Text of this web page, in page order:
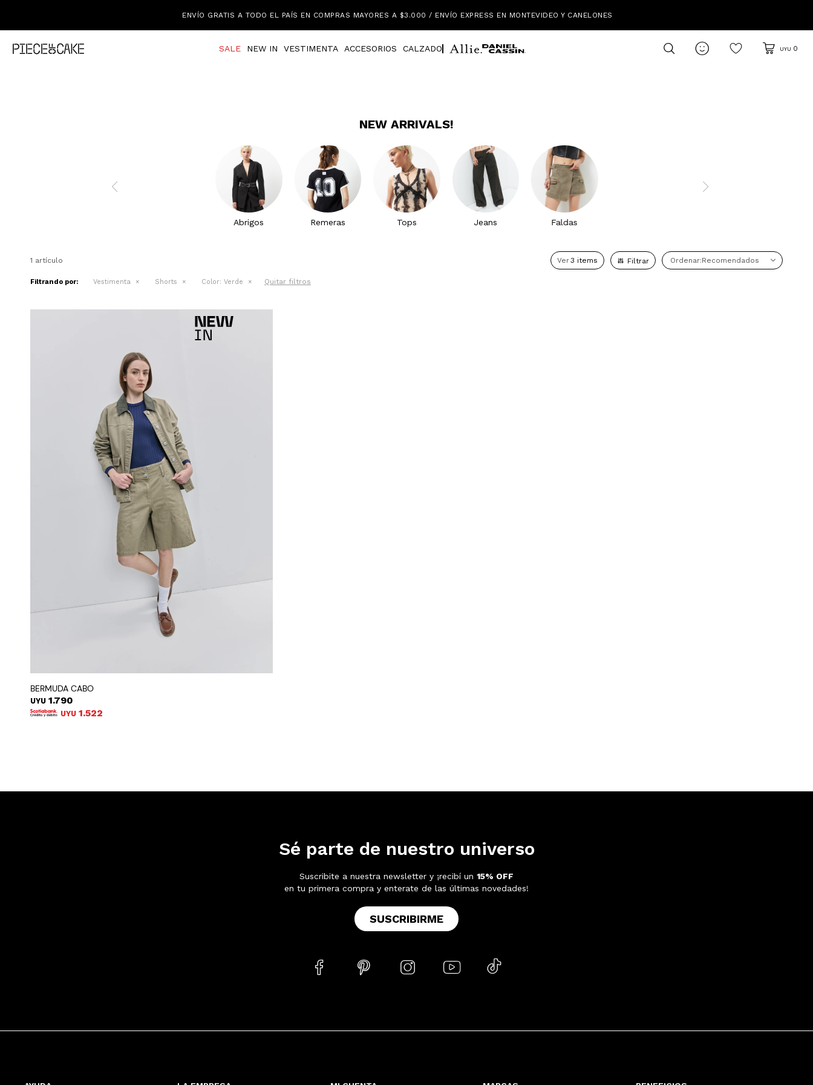
ENVÍO GRATIS A TODO EL PAÍS EN COMPRAS MAYORES A $3.000 / ENVÍO EXPRESS EN MONTEVIDEO Y CANELONES
SALE NEW IN VESTIMENTA ACCESORIOS CALZADO  UYU 0
NEW ARRIVALS!
Abrigos Remeras Tops Jeans Faldas
Ver
1 artículo Recomendados
Filtrando por: Vestimenta Shorts Color: Verde Quitar filtros
BERMUDA CABO
UYU 1.790
UYU 1.522
Sé parte de nuestro universo
Suscribite a nuestra newsletter y ¡recibí un 15% OFF
en tu primera compra y enterate de las últimas novedades!
SUSCRIBIRME
    